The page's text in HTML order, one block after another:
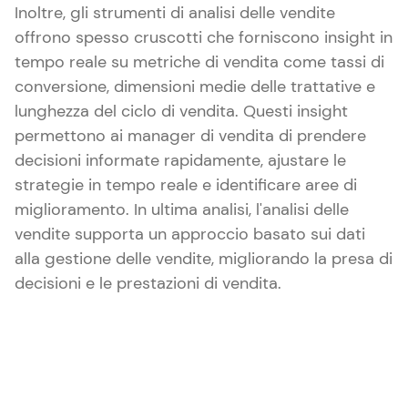
Inoltre, gli strumenti di analisi delle vendite
offrono spesso cruscotti che forniscono insight in
tempo reale su metriche di vendita come tassi di
conversione, dimensioni medie delle trattative e
lunghezza del ciclo di vendita. Questi insight
permettono ai manager di vendita di prendere
decisioni informate rapidamente, ajustare le
strategie in tempo reale e identificare aree di
miglioramento. In ultima analisi, l'analisi delle
vendite supporta un approccio basato sui dati
alla gestione delle vendite, migliorando la presa di
decisioni e le prestazioni di vendita.